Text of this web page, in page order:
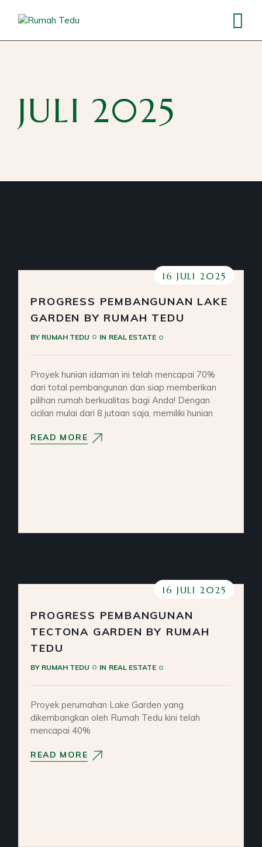
JULI 2025
16 JULI 2025
PROGRESS PEMBANGUNAN LAKE
GARDEN BY RUMAH TEDU
BY RUMAH TEDU IN REAL ESTATE
Proyek hunian idaman ini telah mencapai 70%
dari total pembangunan dan siap memberikan
pilihan rumah berkualitas bagi Anda! Dengan
cicilan mulai dari 8 jutaan saja, memiliki hunian
READ MORE
16 JULI 2025
PROGRESS PEMBANGUNAN
TECTONA GARDEN BY RUMAH
TEDU
BY RUMAH TEDU IN REAL ESTATE
Proyek perumahan Lake Garden yang
dikembangkan oleh Rumah Tedu kini telah
mencapai 40%
READ MORE